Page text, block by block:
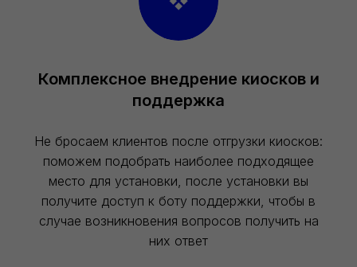
Комплексное внедрение киосков и
поддержка
Не бросаем клиентов после отгрузки киосков:
поможем подобрать наиболее подходящее
место для установки, после установки вы
получите доступ к боту поддержки, чтобы в
случае возникновения вопросов получить на
них ответ